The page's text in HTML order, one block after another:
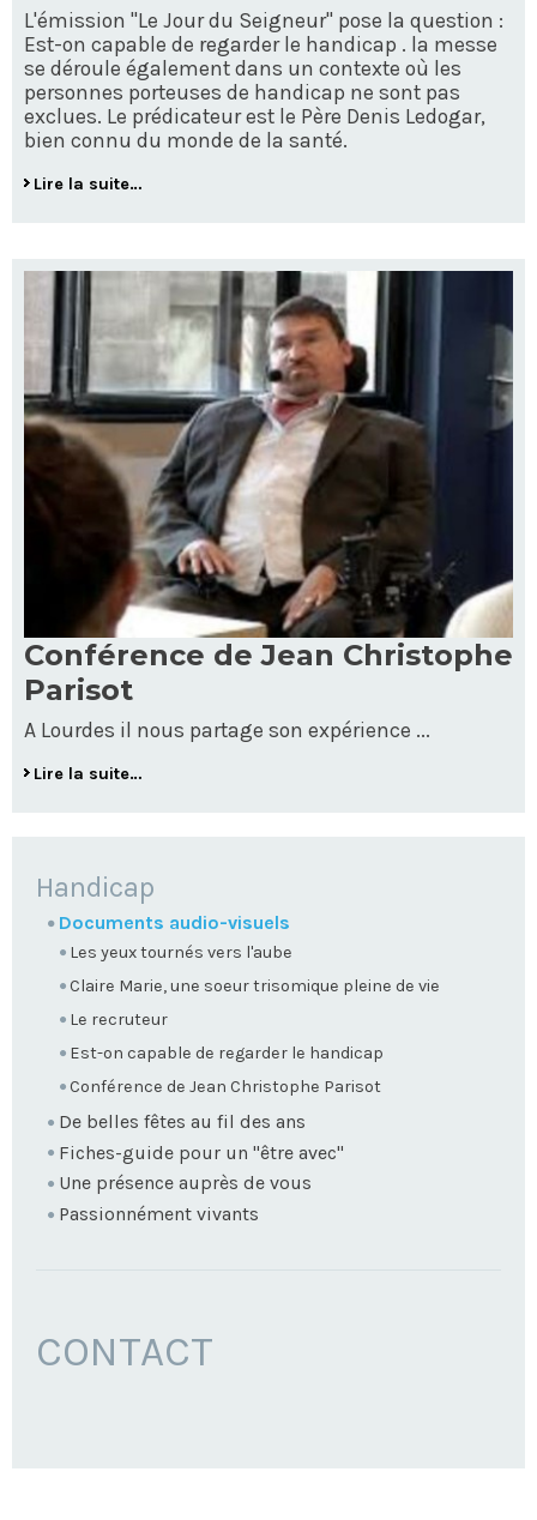
L'émission "Le Jour du Seigneur" pose la question :
Est-on capable de regarder le handicap . la messe
se déroule également dans un contexte où les
personnes porteuses de handicap ne sont pas
exclues. Le prédicateur est le Père Denis Ledogar,
bien connu du monde de la santé.
Lire la suite…
Conférence de Jean Christophe
Parisot
A Lourdes il nous partage son expérience ...
Lire la suite…
NAVIGATION
Handicap
Documents audio-visuels
Les yeux tournés vers l'aube
Claire Marie, une soeur trisomique pleine de vie
Le recruteur
Est-on capable de regarder le handicap
Conférence de Jean Christophe Parisot
De belles fêtes au fil des ans
Fiches-guide pour un "être avec"
Une présence auprès de vous
Passionnément vivants
CONTACT